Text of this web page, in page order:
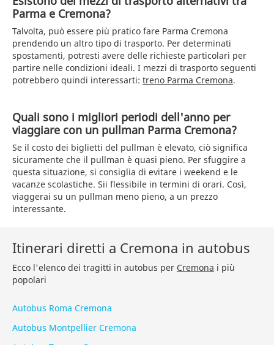
Parma e Cremona?
Talvolta, può essere più pratico fare Parma Cremona
prendendo un altro tipo di trasporto. Per determinati
spostamenti, potresti avere delle richieste particolari per
partire nelle condizioni ideali. I mezzi di trasporto seguenti
potrebbero quindi interessarti: treno Parma Cremona.
Quali sono i migliori periodi dell'anno per
viaggiare con un pullman Parma Cremona?
Se il costo dei biglietti del pullman è elevato, ciò significa
sicuramente che il pullman è quasi pieno. Per sfuggire a
questa situazione, si consiglia di evitare i weekend e le
vacanze scolastiche. Sii flessibile in termini di orari. Così,
viaggerai su un pullman meno pieno, a un prezzo
interessante.
Itinerari diretti a Cremona in autobus
Ecco l'elenco dei tragitti in autobus per Cremona i più
popolari
Autobus Roma Cremona
Autobus Montpellier Cremona